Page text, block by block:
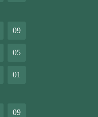
09
05
01
09